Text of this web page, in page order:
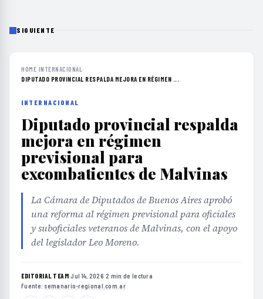
SIGUIENTE
HOME›INTERNACIONAL ›
DIPUTADO PROVINCIAL RESPALDA MEJORA EN RÉGIMEN ...
INTERNACIONAL
Diputado provincial respalda
mejora en régimen
previsional para
excombatientes de Malvinas
La Cámara de Diputados de Buenos Aires aprobó
una reforma al régimen previsional para oficiales
y suboficiales veteranos de Malvinas, con el apoyo
del legislador Leo Moreno.
EDITORIAL TEAM·Jul 14, 2026·2 min de lectura·
Fuente: semanario-regional.com.ar